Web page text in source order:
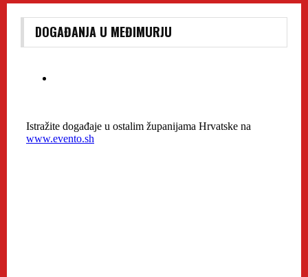
DOGAĐANJA U MEĐIMURJU